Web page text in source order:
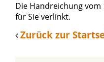
Die Handreichung vom
für Sie verlinkt.
Zurück zur